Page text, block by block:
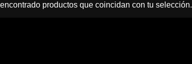
productos que coincidan con tu selección.